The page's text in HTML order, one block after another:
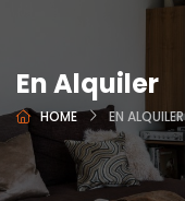
En Alquiler
HOME EN ALQUILER